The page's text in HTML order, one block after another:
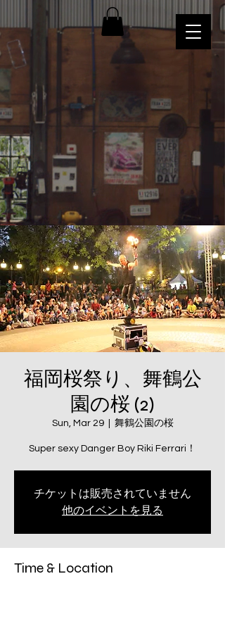
福岡桜祭り、舞鶴公
園の桜 (2)
Sun, Mar 29
  |
舞鶴公園の桜
Super sexy Danger Boy Riki Ferrari！
チケットは販売されていません
他のイベントを見る
Time & Location